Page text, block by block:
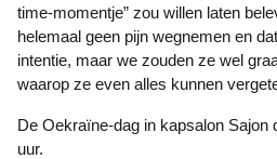
time-momentje” zou willen laten
helemaal geen pijn wegnemen en
intentie, maar we zouden ze wel
waarop ze even alles kunnen
De Oekraïne-dag in kapsalon Sajon duurt van 11.00 tot 17.00
uur.